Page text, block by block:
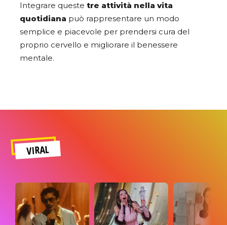
Integrare queste tre attività nella vita
quotidiana può rappresentare un modo
semplice e piacevole per prendersi cura del
proprio cervello e migliorare il benessere
mentale.
VIRAL